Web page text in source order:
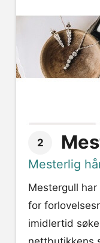
2
Mesterlig
Mestergull
for
imidlertid